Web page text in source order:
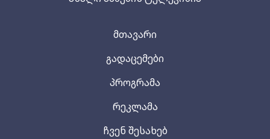
მთავარი
გადაცემები
პროგრამა
რეკლამა
ჩვენ შესახებ